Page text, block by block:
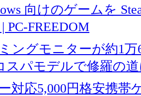
向けのゲームを
PC-FREEDOM
ングモニターが約1
スパモデルで修羅の
対応5,000円格安携帯